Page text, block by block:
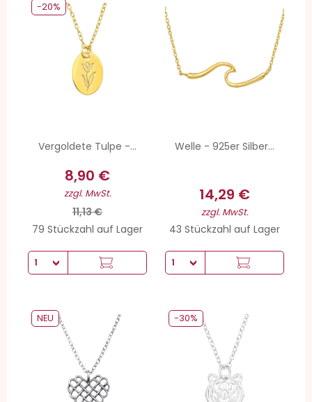
Vergoldete Tulpe -...
8,90 €
zzgl. MwSt.
11,13 €
79 Stückzahl auf Lager
-20%
Welle - 925er Silber...
14,29 €
zzgl. MwSt.
43 Stückzahl auf Lager
NEU -30%